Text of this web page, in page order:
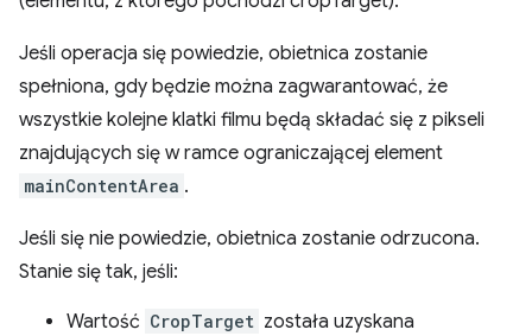
Jeśli operacja się powiedzie, obietnica zostanie
spełniona, gdy będzie można zagwarantować, że
wszystkie kolejne klatki filmu będą składać się z pikseli
znajdujących się w ramce ograniczającej element
mainContentArea .
Jeśli się nie powiedzie, obietnica zostanie odrzucona.
Stanie się tak, jeśli:
Wartość CropTarget została uzyskana